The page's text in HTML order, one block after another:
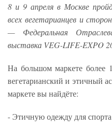
8 и 9 апреля в Москве
всех вегетарианцев и
— Федеральная
выставка VEG-LIFE-EXPO
На большом маркете более
вегетарианский и этичный
маркете вы найдёте:
- Этичную одежду для